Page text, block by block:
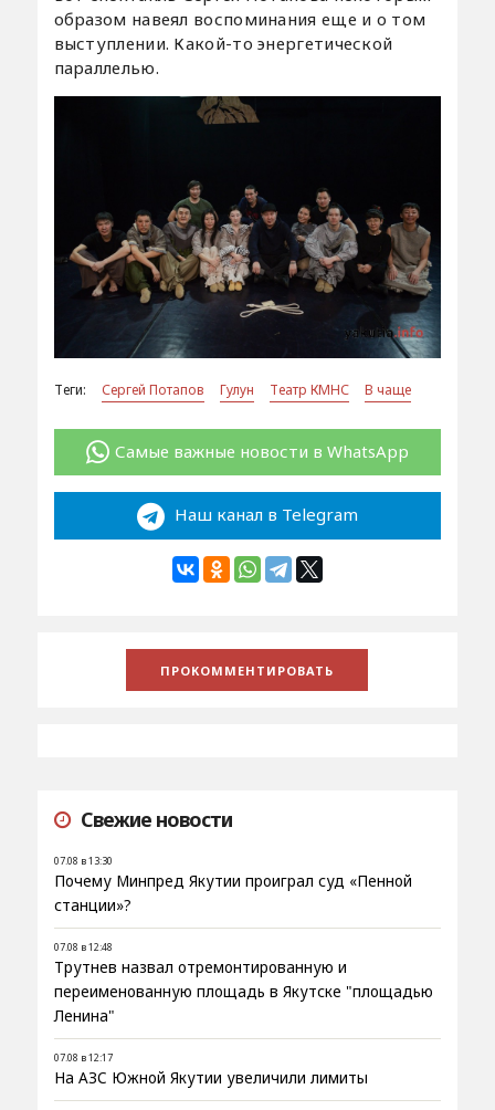
образом навеял воспоминания еще и о том
выступлении. Какой-то энергетической
параллелью.
Теги: Сергей Потапов Гулун Театр КМНС В чаще
Самые важные новости в WhatsApp
Наш канал в Telegram
Свежие новости
07.08 в 13:30
Почему Минпред Якутии проиграл суд «Пенной
станции»?
07.08 в 12:48
Трутнев назвал отремонтированную и
переименованную площадь в Якутске "площадью
Ленина"
07.08 в 12:17
На АЗС Южной Якутии увеличили лимиты